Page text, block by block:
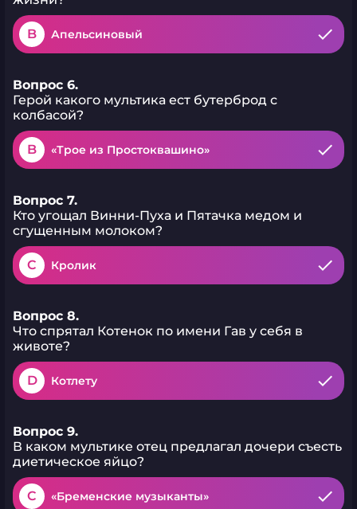
B Апельсиновый
Вопрос 6.
Герой какого мультика ест бутерброд с
колбасой?
B «Трое из Простоквашино»
Вопрос 7.
Кто угощал Винни-Пуха и Пятачка медом и
сгущенным молоком?
C Кролик
Вопрос 8.
Что спрятал Котенок по имени Гав у себя в
животе?
D Котлету
Вопрос 9.
В каком мультике отец предлагал дочери съесть
диетическое яйцо?
C «Бременские музыканты»